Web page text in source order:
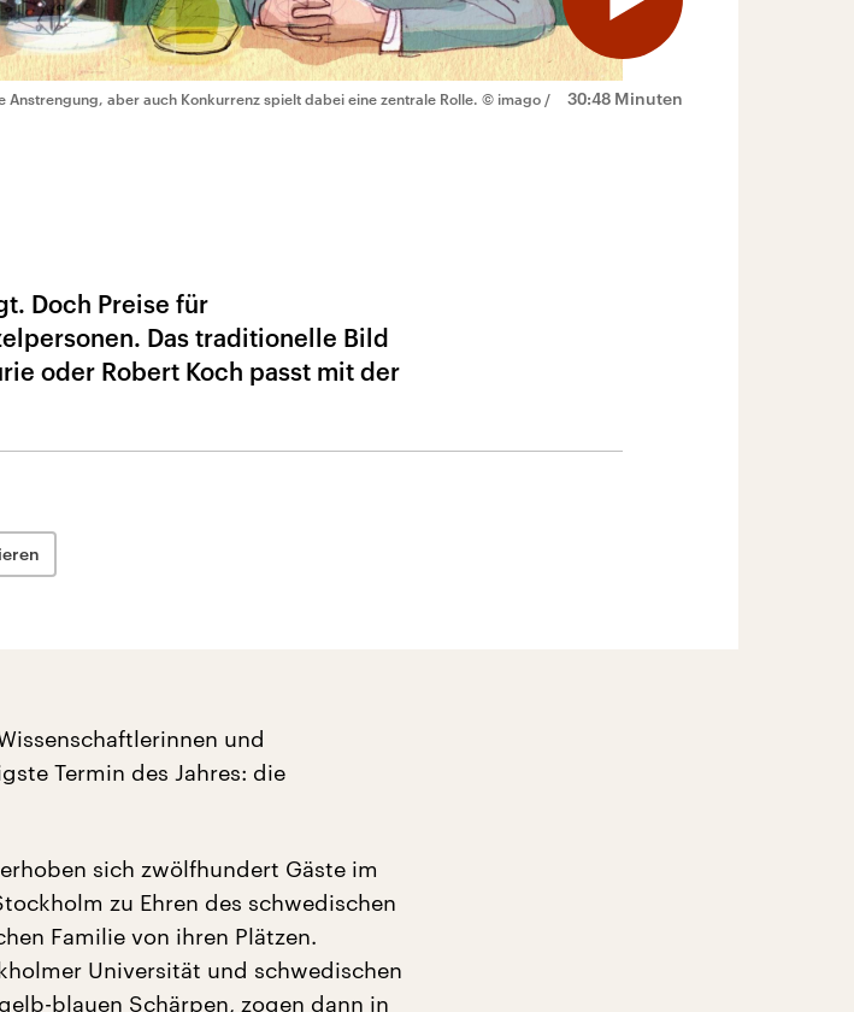
30:48 Minuten
Anstrengung, aber auch Konkurrenz spielt dabei eine zentrale Rolle. © imago /
Doch Preise für
Das traditionelle Bild
oder Robert Koch passt mit der
und
Termin des Jahres: die
sich zwölfhundert Gäste im
zu Ehren des schwedischen
Familie von ihren Plätzen.
Universität und schwedischen
blauen Schärpen, zogen dann in